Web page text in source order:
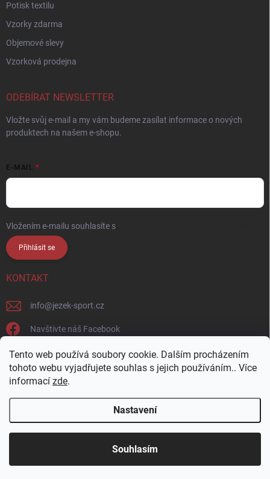
Tento web používá soubory cookie. Dalším procházením
tohoto webu vyjadřujete souhlas s jejich používáním.. Více
informací zde.
Nastavení
Souhlasím
Přijďte si vybrat osobně! Široká nabídka materiálů a
Potisk textilu
Vzorky zdarma
Objemové slevy
Vzorková prodejna
ODEBÍRAT NEWSLETTER
Vložte svůj e-mail a my vám budeme zasílat informace o nových
produktech na našem e-shopu.
E-MAIL
Vložením e-mailu souhlasíte s
Přihlásit se
KONTAKT
info@jezek-sport.cz
Navštivte náš Facebook
jezek_sport_np/
Copyright 2026Ježek sport s.r.o.. Všechna práva vyhrazena.Upravit
nastavení cookies